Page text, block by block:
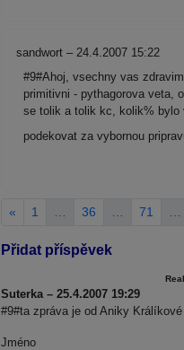
sandwort – 24.4.2007 15:22
#9#Ahoj, vsechny vas
primitivni - pythagorova veta,
se tolik a tolik kc, kolik% bylo
podekovat za vybornou
« 1 36 71
Přidat příspěvek
Suterka – 25.4.2007 19:29
#9#ta zpráva je od Aniky
Jméno